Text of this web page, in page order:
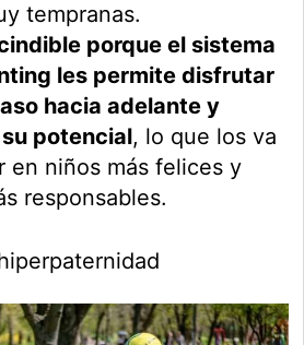
tempranas.
porque el sistema
les permite disfrutar
hacia adelante y
potencial, lo que los va
en niños más felices y
responsables.